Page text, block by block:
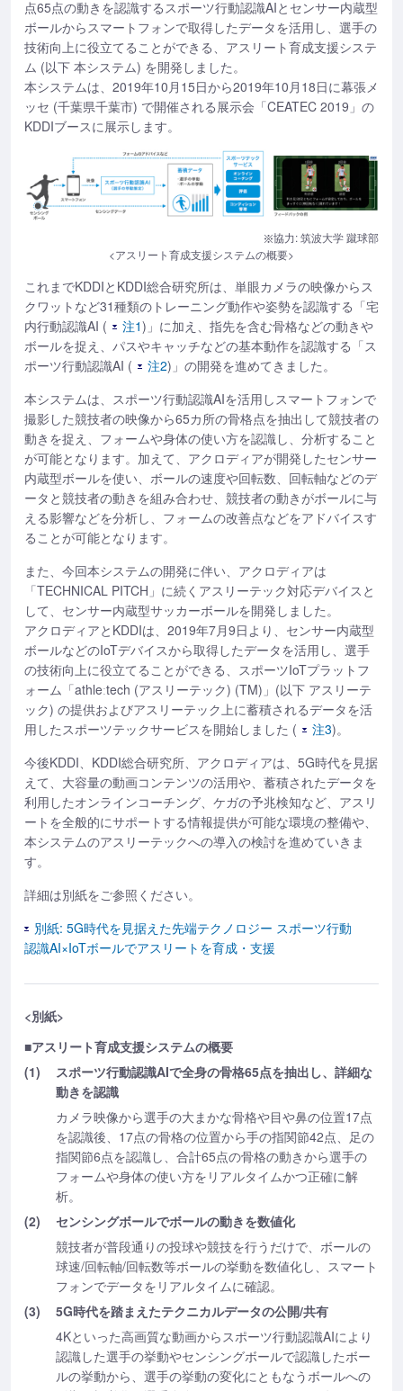
点65点の動きを認識するスポーツ行動認識AIとセンサー内蔵型
ボールからスマートフォンで取得したデータを活用し、選手の
技術向上に役立てることができる、アスリート育成支援システ
ム (以下 本システム) を開発しました。
本システムは、2019年10月15日から2019年10月18日に幕張メ
ッセ (千葉県千葉市) で開催される展示会「CEATEC 2019」の
KDDIブースに展示します。
協力: 筑波大学 蹴球部
<アスリート育成支援システムの概要>
これまでKDDIとKDDI総合研究所は、単眼カメラの映像からス
クワットなど31種類のトレーニング動作や姿勢を認識する「宅
内行動認識AI (
注1)」に加え、指先を含む骨格などの動きや
ボールを捉え、パスやキャッチなどの基本動作を認識する「ス
ポーツ行動認識AI (
注2)」の開発を進めてきました。
本システムは、スポーツ行動認識AIを活用しスマートフォンで
撮影した競技者の映像から65カ所の骨格点を抽出して競技者の
動きを捉え、フォームや身体の使い方を認識し、分析すること
が可能となります。加えて、アクロディアが開発したセンサー
内蔵型ボールを使い、ボールの速度や回転数、回転軸などのデ
ータと競技者の動きを組み合わせ、競技者の動きがボールに与
える影響などを分析し、フォームの改善点などをアドバイスす
ることが可能となります。
また、今回本システムの開発に伴い、アクロディアは
「TECHNICAL PITCH」に続くアスリーテック対応デバイスと
して、センサー内蔵型サッカーボールを開発しました。
アクロディアとKDDIは、2019年7月9日より、センサー内蔵型
ボールなどのIoTデバイスから取得したデータを活用し、選手
の技術向上に役立てることができる、スポーツIoTプラットフ
ォーム「athleːtech (アスリーテック) (TM)」(以下 アスリーテ
ック) の提供およびアスリーテック上に蓄積されるデータを活
用したスポーツテックサービスを開始しました (
注3)。
今後KDDI、KDDI総合研究所、アクロディアは、5G時代を見据
えて、大容量の動画コンテンツの活用や、蓄積されたデータを
利用したオンラインコーチング、ケガの予兆検知など、アスリ
ートを全般的にサポートする情報提供が可能な環境の整備や、
本システムのアスリーテックへの導入の検討を進めていきま
す。
詳細は別紙をご参照ください。
別紙: 5G時代を見据えた先端テクノロジー スポーツ行動
認識AI×IoTボールでアスリートを育成・支援
<別紙>
■アスリート育成支援システムの概要
(1)
スポーツ行動認識AIで全身の骨格65点を抽出し、詳細な
動きを認識
カメラ映像から選手の大まかな骨格や目や鼻の位置17点
を認識後、17点の骨格の位置から手の指関節42点、足の
指関節6点を認識し、合計65点の骨格の動きから選手の
フォームや身体の使い方をリアルタイムかつ正確に解
析。
(2)
センシングボールでボールの動きを数値化
競技者が普段通りの投球や競技を行うだけで、ボールの
球速/回転軸/回転数等ボールの挙動を数値化し、スマート
フォンでデータをリアルタイムに確認。
(3)
5G時代を踏まえたテクニカルデータの公開/共有
4Kといった高画質な動画からスポーツ行動認識AIにより
認識した選手の挙動やセンシングボールで認識したボー
ルの挙動から、選手の挙動の変化にともなうボールへの